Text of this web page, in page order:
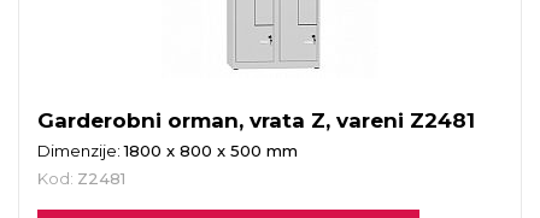
Garderobni orman, vrata Z, vareni Z2481
Dimenzije:1800 x 800 x 500 mm
Kod: Z2481